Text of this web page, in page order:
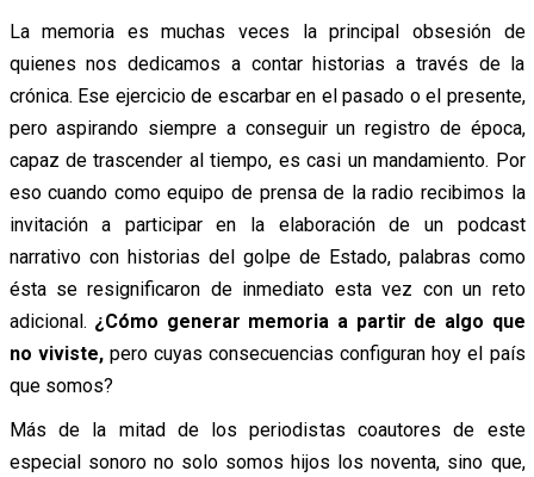
La memoria es muchas veces la principal obsesión de
quienes nos dedicamos a contar historias a través de la
crónica. Ese ejercicio de escarbar en el pasado o el presente,
pero aspirando siempre a conseguir un registro de época,
capaz de trascender al tiempo, es casi un mandamiento. Por
eso cuando como equipo de prensa de la radio recibimos la
invitación a participar en la elaboración de un podcast
narrativo con historias del golpe de Estado, palabras como
ésta se resignificaron de inmediato esta vez con un reto
adicional. ¿Cómo generar memoria a partir de algo que
no viviste,pero cuyas consecuencias configuran hoy el país
que somos?
Más de la mitad de los periodistas coautores de este
especial sonoro no solo somos hijos los noventa, sino que,